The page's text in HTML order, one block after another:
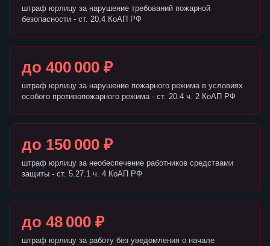
штраф юрлицу за нарушение требований пожарной
безопасности - ст. 20.4 КоАП РФ
до 400 000 ₽
штраф юрлицу за нарушение пожарного режима в условиях
особого противопожарного режима - ст. 20.4 ч. 2 КоАП РФ
до 150 000 ₽
штраф юрлицу за необеспечение работников средствами
защиты - ст. 5.27.1 ч. 4 КоАП РФ
до 48 000 ₽
штраф юрлицу за работу без уведомления о начале